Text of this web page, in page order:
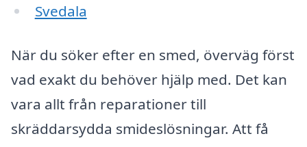
Svedala
När du söker efter en smed, överväg först
vad exakt du behöver hjälp med. Det kan
vara allt från reparationer till
skräddarsydda smideslösningar. Att få